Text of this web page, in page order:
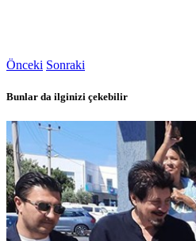
Önceki Sonraki
Bunlar da ilginizi çekebilir